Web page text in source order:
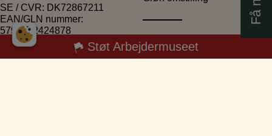
SE / CVR: DK72867211
EAN/GLN nummer:
5790002424878
UNESCO – Verdensarv
Støt Arbejdermuseet